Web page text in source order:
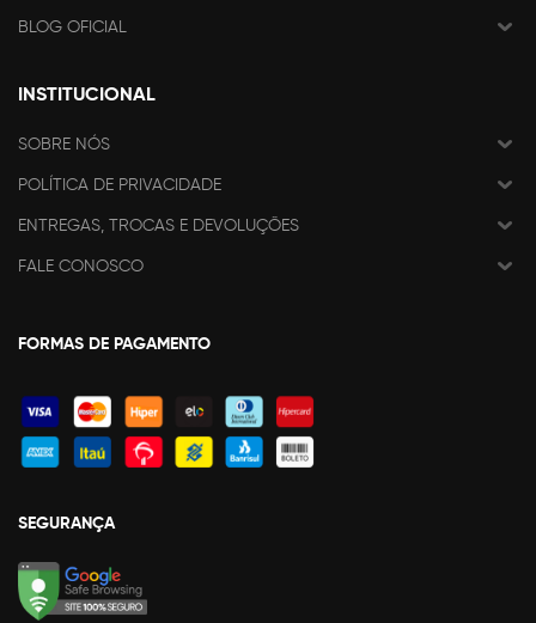
BLOG OFICIAL
INSTITUCIONAL
SOBRE NÓS
POLÍTICA DE PRIVACIDADE
ENTREGAS, TROCAS E DEVOLUÇÕES
FALE CONOSCO
FORMAS DE PAGAMENTO
SEGURANÇA